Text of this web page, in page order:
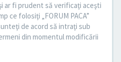
ar fi prudent să verificaţi aceşti
ce folosiţi „FORUM PACA”
de acord să intraţi sub
din momentul modificării